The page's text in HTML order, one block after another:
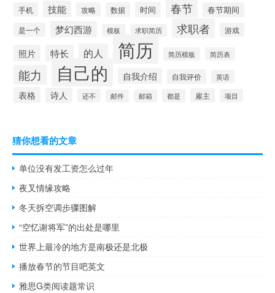
手机
技能 攻略 数据 时间 春节 春节期间
是一个 梦幻西游 模板 求职简历 求职者 游戏
照片 特长 的人 简历 简历模板 简历表
能力 自己的 自我介绍 自我评价 英语
表格 诗人 还不 邮件 邮箱 都是 雇主 项目
猜你想看的文章
单位没有发工资怎么过年
夜叉情缘攻略
冬天拆空调步骤图解
“空忆谢将军”的出处是哪里
世界上最冷的地方是南极还是北极
播放春节的节目吧英文
雅思G类阅读题常识